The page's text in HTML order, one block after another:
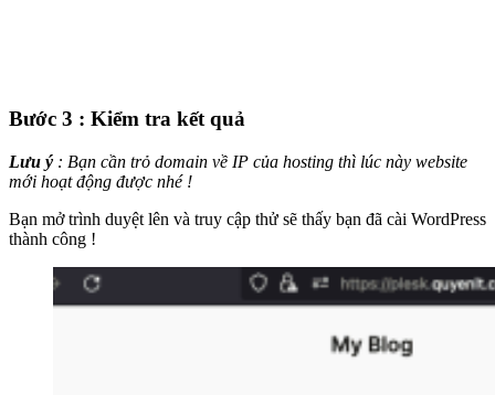
Bước 3 : Kiểm tra kết quả
Lưu ý : Bạn cần trỏ domain về IP của hosting thì lúc này website
mới hoạt động được nhé !
Bạn mở trình duyệt lên và truy cập thử sẽ thấy bạn đã cài WordPress
thành công !